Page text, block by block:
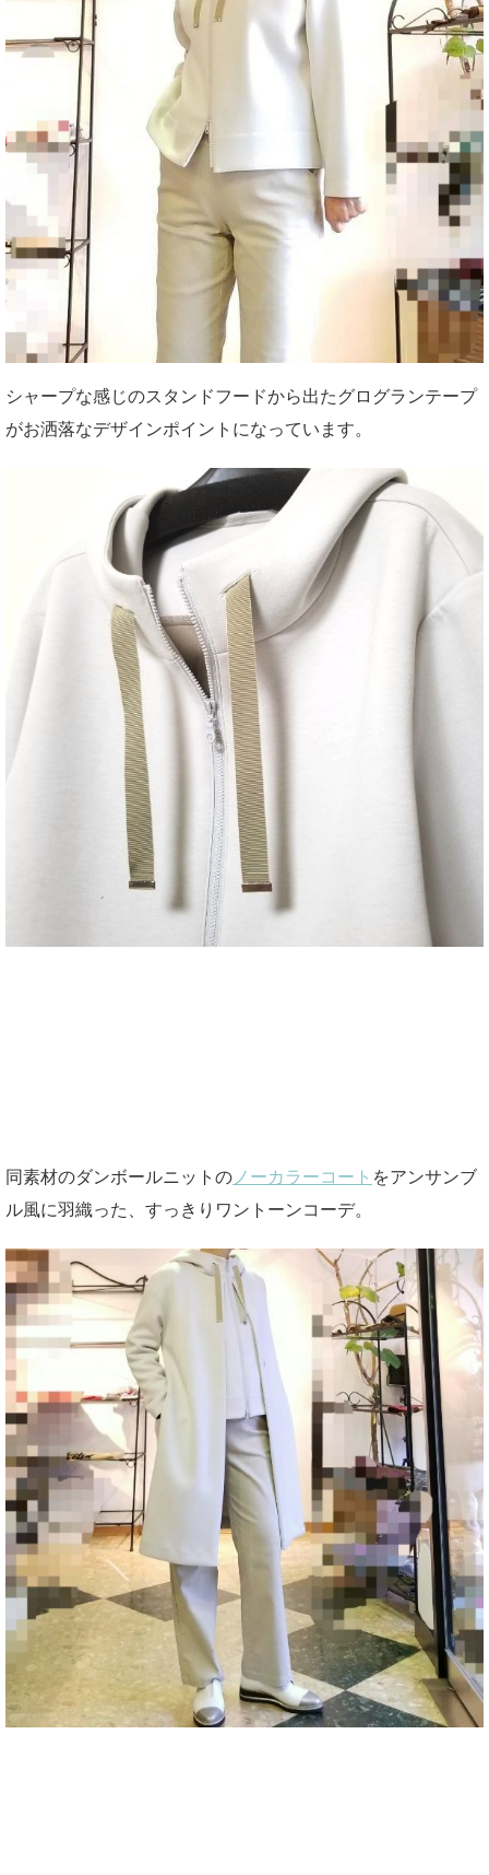
シャープな感じのスタンドフードから出たグログランテープ
がお洒落なデザインポイントになっています。
同素材のダンボールニットの ノーカラーコート をアンサンブ
ル風に羽織った、すっきりワントーンコーデ。